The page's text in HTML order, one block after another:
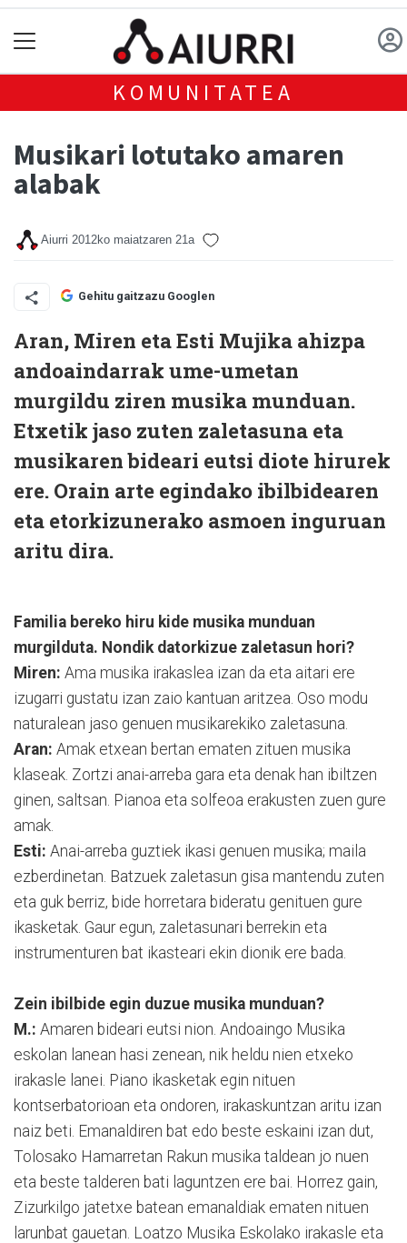
KOMUNITATEA
Musikari lotutako amaren
alabak
Aiurri 2012ko maiatzaren 21a
Gehitu gaitzazu Googlen
Aran, Miren eta Esti Mujika ahizpa
andoaindarrak ume-umetan
murgildu ziren musika munduan.
Etxetik jaso zuten zaletasuna eta
musikaren bideari eutsi diote hirurek
ere. Orain arte egindako ibilbidearen
eta etorkizunerako asmoen inguruan
aritu dira.
Familia bereko hiru kide musika munduan
murgilduta. Nondik datorkizue zaletasun hori?
Miren: Ama musika irakaslea izan da eta aitari ere
izugarri gustatu izan zaio kantuan aritzea. Oso modu
naturalean jaso genuen musikarekiko zaletasuna.
Aran: Amak etxean bertan ematen zituen musika
klaseak. Zortzi anai-arreba gara eta denak han ibiltzen
ginen, saltsan. Pianoa eta solfeoa erakusten zuen gure
amak.
Esti: Anai-arreba guztiek ikasi genuen musika; maila
ezberdinetan. Batzuek zaletasun gisa mantendu zuten
eta guk berriz, bide horretara bideratu genituen gure
ikasketak. Gaur egun, zaletasunari berrekin eta
instrumenturen bat ikasteari ekin dionik ere bada.
Zein ibilbide egin duzue musika munduan?
M.: Amaren bideari eutsi nion. Andoaingo Musika
eskolan lanean hasi zenean, nik heldu nien etxeko
irakasle lanei. Piano ikasketak egin nituen
kontserbatorioan eta ondoren, irakaskuntzan aritu izan
naiz beti. Emanaldiren bat edo beste eskaini izan dut,
Tolosako Hamarretan Rakun musika taldean jo nuen
eta beste talderen bati laguntzen ere bai. Horrez gain,
Zizurkilgo jatetxe batean emanaldiak ematen nituen
larunbat gauetan. Loatzo Musika Eskolako irakasle eta